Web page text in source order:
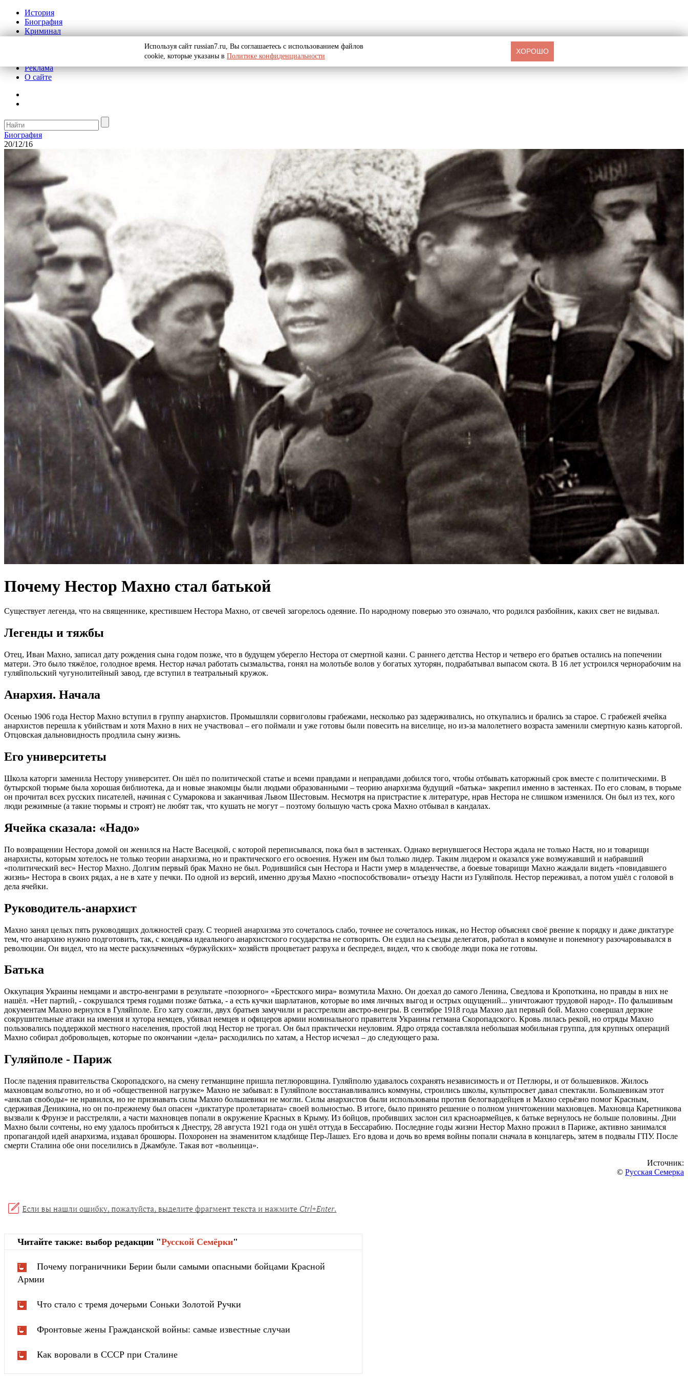
История
Биография
Криминал
Реклама
О сайте
Биография
20/12/16
Почему Нестор Махно стал батькой
Существует легенда, что на священнике, крестившем Нестора Махно, от свечей загорелось одеяние. По народному поверью это означало, что родился разбойник, каких свет не видывал.
Легенды и тяжбы
Отец, Иван Махно, записал дату рождения сына годом позже, что в будущем уберегло Нестора от смертной казни. С раннего детства Нестор и четверо его братьев остались на попечении
матери. Это было тяжёлое, голодное время. Нестор начал работать сызмальства, гонял на молотьбе волов у богатых хуторян, подрабатывал выпасом скота. В 16 лет устроился чернорабочим на
гуляйпольский чугунолитейный завод, где вступил в театральный кружок.
Анархия. Начала
Осенью 1906 года Нестор Махно вступил в группу анархистов. Промышляли сорвиголовы грабежами, несколько раз задерживались, но откупались и брались за старое. С грабежей ячейка
анархистов перешла к убийствам и хотя Махно в них не участвовал – его поймали и уже готовы были повесить на виселице, но из-за малолетнего возраста заменили смертную казнь каторгой.
Отцовская дальновидность продлила сыну жизнь.
Его университеты
Школа каторги заменила Нестору университет. Он шёл по политической статье и всеми правдами и неправдами добился того, чтобы отбывать каторжный срок вместе с политическими. В
бутырской тюрьме была хорошая библиотека, да и новые знакомцы были людьми образованными – теорию анархизма будущий «батька» закрепил именно в застенках. По его словам, в тюрьме
он прочитал всех русских писателей, начиная с Сумарокова и заканчивая Львом Шестовым. Несмотря на пристрастие к литературе, нрав Нестора не слишком изменился. Он был из тех, кого
люди режимные (а такие тюрьмы и строят) не любят так, что кушать не могут – поэтому большую часть срока Махно отбывал в кандалах.
Ячейка сказала: «Надо»
По возвращении Нестора домой он женился на Насте Васецкой, с которой переписывался, пока был в застенках. Однако вернувшегося Нестора ждала не только Настя, но и товарищи
анархисты, которым хотелось не только теории анархизма, но и практического его освоения. Нужен им был только лидер. Таким лидером и оказался уже возмужавший и набравший
«политический вес» Нестор Махно. Долгим первый брак Махно не был. Родившийся сын Нестора и Насти умер в младенчестве, а боевые товарищи Махно жаждали видеть «повидавшего
жизнь» Нестора в своих рядах, а не в хате у печки. По одной из версий, именно друзья Махно «поспособствовали» отъезду Насти из Гуляйполя. Нестор переживал, а потом ушёл с головой в
дела ячейки.
Руководитель-анархист
Махно занял целых пять руководящих должностей сразу. С теорией анархизма это сочеталось слабо, точнее не сочеталось никак, но Нестор объяснял своё рвение к порядку и даже диктатуре
тем, что анархию нужно подготовить, так, с кондачка идеального анархистского государства не сотворить. Он ездил на съезды делегатов, работал в коммуне и понемногу разочаровывался в
революции. Он видел, что на месте раскулаченных «буржуйских» хозяйств процветает разруха и беспредел, видел, что к свободе люди пока не готовы.
Батька
Оккупация Украины немцами и австро-венграми в результате «позорного» «Брестского мира» возмутила Махно. Он доехал до самого Ленина, Сведлова и Кропоткина, но правды в них не
нашёл. «Нет партий, - сокрушался тремя годами позже батька, - а есть кучки шарлатанов, которые во имя личных выгод и острых ощущений... уничтожают трудовой народ». По фальшивым
документам Махно вернулся в Гуляйполе. Его хату сожгли, двух братьев замучили и расстреляли австро-венгры. В сентябре 1918 года Махно дал первый бой. Махно совершал дерзкие
сокрушительные атаки на имения и хутора немцев, убивал немцев и офицеров армии номинального правителя Украины гетмана Скоропадского. Кровь лилась рекой, но отряды Махно
пользовались поддержкой местного населения, простой люд Нестор не трогал. Он был практически неуловим. Ядро отряда составляла небольшая мобильная группа, для крупных операций
Махно собирал добровольцев, которые по окончании «дела» расходились по хатам, а Нестор исчезал – до следующего раза.
Гуляйполе - Париж
После падения правительства Скоропадского, на смену гетманщине пришла петлюровщина. Гуляйполю удавалось сохранять независимость и от Петлюры, и от большевиков. Жилось
махновцам вольготно, но и об «общественной нагрузке» Махно не забывал: в Гуляйполе восстанавливались коммуны, строились школы, культпросвет давал спектакли. Большевикам этот
«анклав свободы» не нравился, но не признавать силы Махно большевики не могли. Силы анархистов были использованы против белогвардейцев и Махно серьёзно помог Красным,
сдерживая Деникина, но он по-прежнему был опасен «диктатуре пролетариата» своей вольностью. В итоге, было принято решение о полном уничтожении махновцев. Махновца Каретникова
вызвали к Фрунзе и расстреляли, а части махновцев попали в окружение Красных в Крыму. Из бойцов, пробивших заслон сил красноармейцев, к батьке вернулось не больше половины. Дни
Махно были сочтены, но ему удалось пробиться к Днестру, 28 августа 1921 года он ушёл оттуда в Бессарабию. Последние годы жизни Нестор Махно прожил в Париже, активно занимался
пропагандой идей анархизма, издавал брошюры. Похоронен на знаменитом кладбище Пер-Лашез. Его вдова и дочь во время войны попали сначала в концлагерь, затем в подвалы ГПУ. После
смерти Сталина обе они поселились в Джамбуле. Такая вот «вольница».
Источник:
© Русская Семерка
Читайте также: выбор редакции "Русской Cемёрки"
Почему пограничники Берии были самыми опасными бойцами Красной
Армии
Что стало с тремя дочерьми Соньки Золотой Ручки
Фронтовые жены Гражданской войны: самые известные случаи
Как воровали в СССР при Сталине
Используя сайт russian7.ru, Вы соглашаетесь с использованием файлов
cookie, которые указаны в Политике конфиденциальности
ХОРОШО